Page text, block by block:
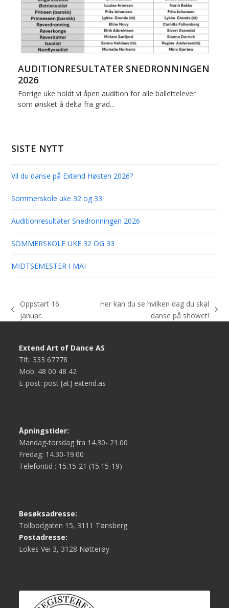
AUDITIONRESULTATER SNEDRONNINGEN
2026
Forrige uke holdt vi åpen audition for alle ballettelever
som ønsket å delta fra grad…
SISTE NYTT
Vil du danse på Extend Høsten 2026?
Sommerskole uke 32 og 33
Auditionresultater Snedronningen 2026
SOMMERSKOLE UKE 32 OG 33
MIDTSEMESTER I MAI
previous
Oppstart 16.
januar.
Her kan du se hvilken dag du skal
danse på showet!
Extend Art of Dance AS
Tlf.: 333 67778
Mob: 48 00 48 42
E-post: post [at] extend.as
Åpningstider:
Mandag-torsdag fra 14.30- 21.00
Fredag: 14.30-19.00
Telefontid : 15.15-21 (15.15-19)
Besøksadresse:
Tollbodgaten 15, 3111 Tønsberg
Postadresse:
Lokes Vei 3, 3128 Nøtterøy